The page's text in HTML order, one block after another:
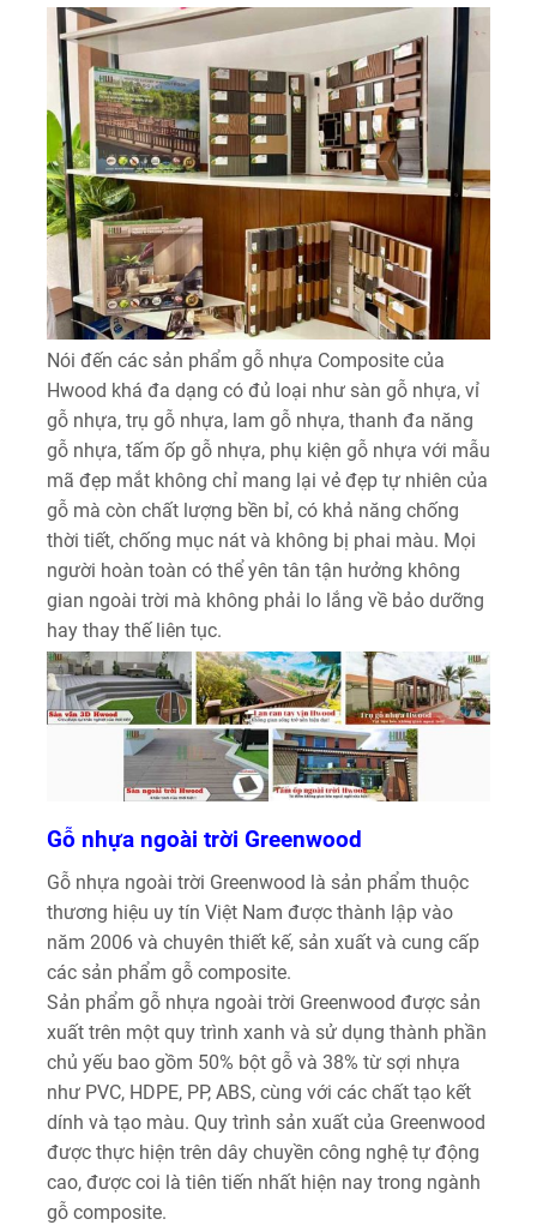
Nói đến các sản phẩm gỗ nhựa Composite của
Hwood khá đa dạng có đủ loại như sàn gỗ nhựa, vỉ
gỗ nhựa, trụ gỗ nhựa, lam gỗ nhựa, thanh đa năng
gỗ nhựa, tấm ốp gỗ nhựa, phụ kiện gỗ nhựa với mẫu
mã đẹp mắt không chỉ mang lại vẻ đẹp tự nhiên của
gỗ mà còn chất lượng bền bỉ, có khả năng chống
thời tiết, chống mục nát và không bị phai màu. Mọi
người hoàn toàn có thể yên tân tận hưởng không
gian ngoài trời mà không phải lo lắng về bảo dưỡng
hay thay thế liên tục.
Gỗ nhựa ngoài trời Greenwood
Gỗ nhựa ngoài trời Greenwood là sản phẩm thuộc
thương hiệu uy tín Việt Nam được thành lập vào
năm 2006 và chuyên thiết kế, sản xuất và cung cấp
các sản phẩm gỗ composite.
Sản phẩm gỗ nhựa ngoài trời Greenwood được sản
xuất trên một quy trình xanh và sử dụng thành phần
chủ yếu bao gồm 50% bột gỗ và 38% từ sợi nhựa
như PVC, HDPE, PP, ABS, cùng với các chất tạo kết
dính và tạo màu. Quy trình sản xuất của Greenwood
được thực hiện trên dây chuyền công nghệ tự động
cao, được coi là tiên tiến nhất hiện nay trong ngành
gỗ composite.